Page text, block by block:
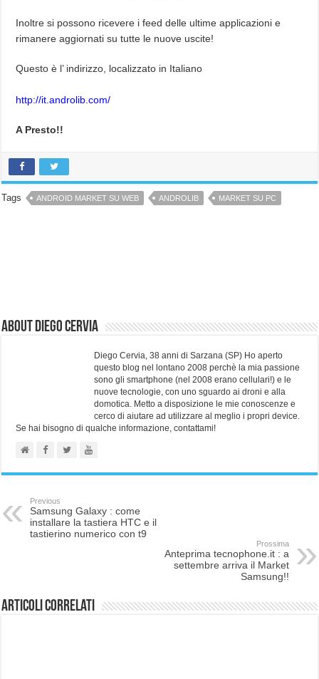
Inoltre si possono ricevere i feed delle ultime applicazioni e
rimanere aggiornati su tutte le nuove uscite!
Questo è l’ indirizzo, localizzato in Italiano
http://it.androlib.com/
A Presto!!
Tags ANDROID MARKET SU WEB ANDROLIB MARKET SU PC
About Diego Cervia
Diego Cervia, 38 anni di Sarzana (SP) Ho aperto
questo blog nel lontano 2008 perchè la mia passione
sono gli smartphone (nel 2008 erano cellulari!) e le
nuove tecnologie, con uno sguardo ai droni e alla
domotica. Metto a disposizione le mie conoscenze e
cerco di aiutare ad utilizzare al meglio i propri device.
Se hai bisogno di qualche informazione, contattami!
Previous
Samsung Galaxy : come
installare la tastiera HTC e il
tastierino numerico con t9
Prossima
Anteprima tecnophone.it : a
settembre arriva il Market
Samsung!!
Articoli correlati